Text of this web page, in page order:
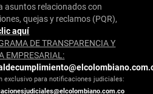
asuntos relacionados con
quejas y reclamos (PQR),
aquí
DE TRANSPARENCIA Y
EMPRESARIAL:
exclusivo para notificaciones judiciales: